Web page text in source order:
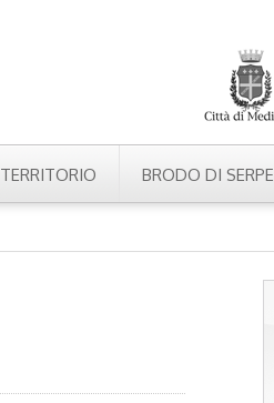
TERRITORIO BRODO DI SERPE